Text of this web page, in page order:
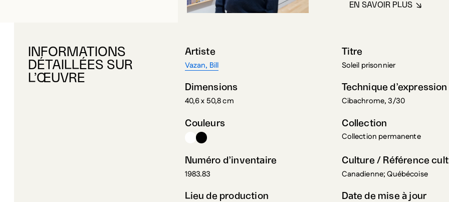
EN SAVOIR PLUSÀ PROPOS DE
INFORMATIONS
DÉTAILLÉES SUR
L’ŒUVRE
Artiste
Vazan, Bill
Titre
Soleil prisonnier
Dimensions
40,6 x 50,8 cm
Technique d’expression
Cibachrome, 3/30
Couleurs Collection
Collection permanente
Numéro d’inventaire
1983.83
Culture / Référence
Canadienne; Québécoise
Lieu de production Date de mise à jour